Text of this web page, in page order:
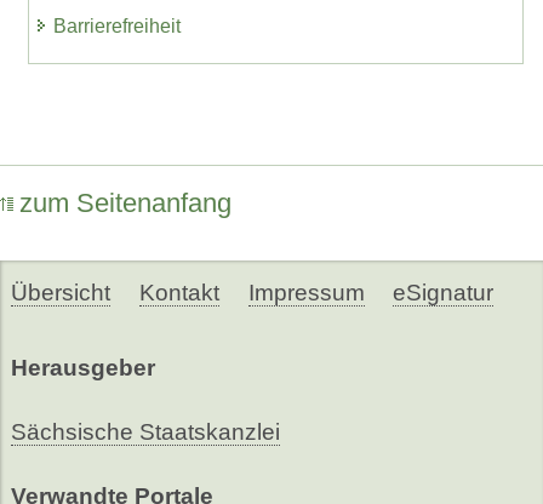
Barrierefreiheit
zum Seitenanfang
Übersicht Kontakt Impressum eSignatur
Herausgeber
Sächsische Staatskanzlei
Verwandte Portale